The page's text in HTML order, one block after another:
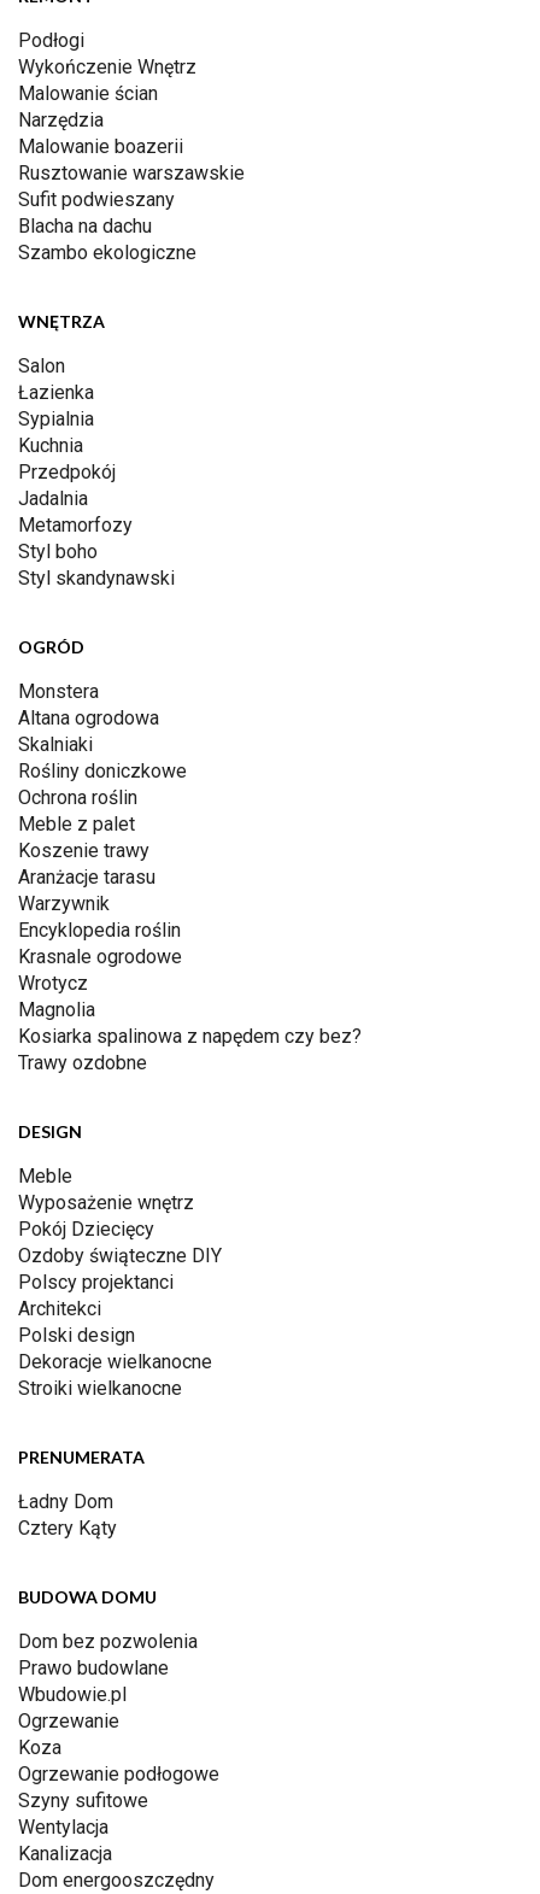
Podłogi
Wykończenie Wnętrz
Malowanie ścian
Narzędzia
Malowanie boazerii
Rusztowanie warszawskie
Sufit podwieszany
Blacha na dachu
Szambo ekologiczne
WNĘTRZA
Salon
Łazienka
Sypialnia
Kuchnia
Przedpokój
Jadalnia
Metamorfozy
Styl boho
Styl skandynawski
OGRÓD
Monstera
Altana ogrodowa
Skalniaki
Rośliny doniczkowe
Ochrona roślin
Meble z palet
Koszenie trawy
Aranżacje tarasu
Warzywnik
Encyklopedia roślin
Krasnale ogrodowe
Wrotycz
Magnolia
Kosiarka spalinowa z napędem czy bez?
Trawy ozdobne
DESIGN
Meble
Wyposażenie wnętrz
Pokój Dziecięcy
Ozdoby świąteczne DIY
Polscy projektanci
Architekci
Polski design
Dekoracje wielkanocne
Stroiki wielkanocne
PRENUMERATA
Ładny Dom
Cztery Kąty
BUDOWA DOMU
Dom bez pozwolenia
Prawo budowlane
Wbudowie.pl
Ogrzewanie
Koza
Ogrzewanie podłogowe
Szyny sufitowe
Wentylacja
Kanalizacja
Dom energooszczędny